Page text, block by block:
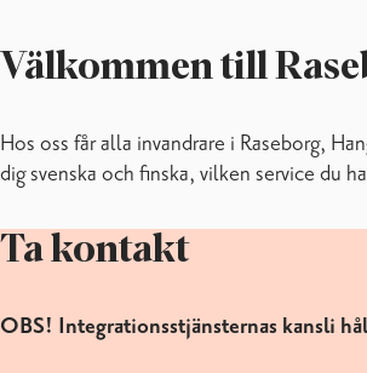
Välkommen till
Hos oss får alla invandrare i Raseborg,
dig svenska och finska, vilken service du
Ta kontakt
OBS! Integrationsstjänsternas kansli